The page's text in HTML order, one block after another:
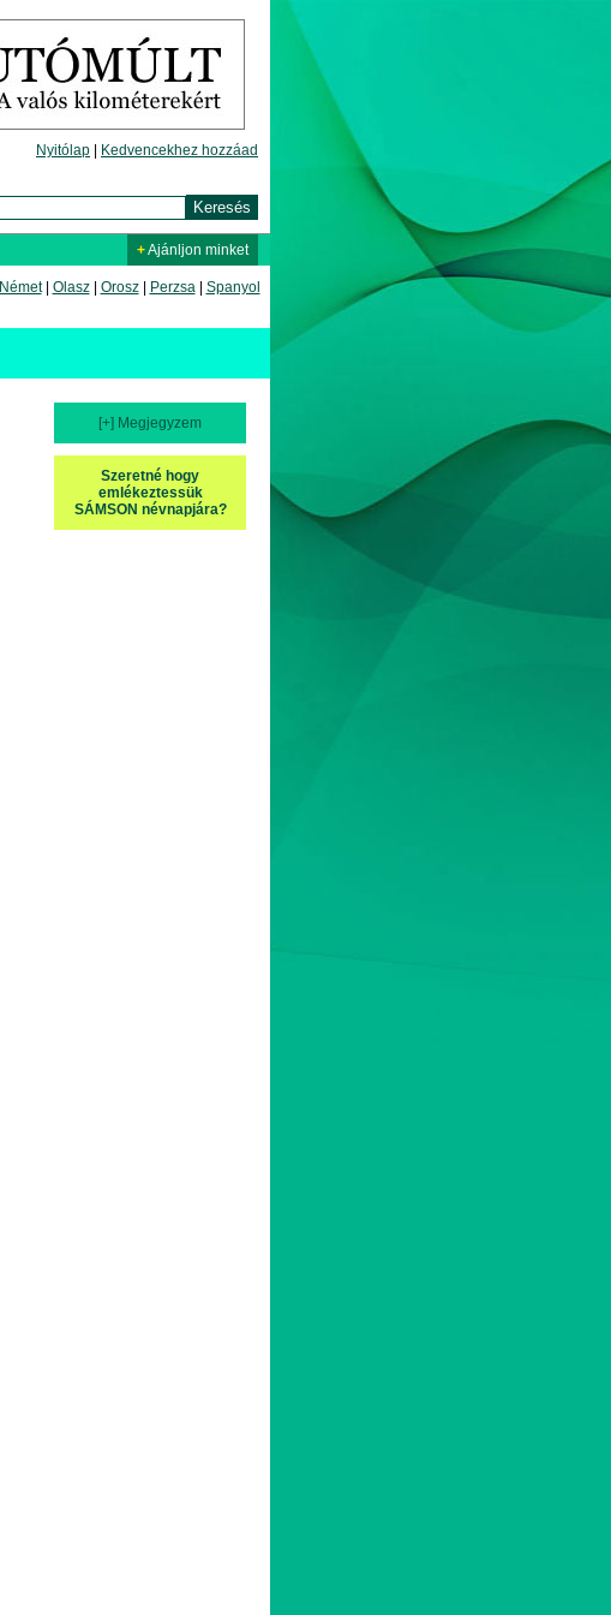
Nyitólap Kedvencekhez hozzáad
+Ajánljon minket
Német| Olasz| Orosz| Perzsa| Spanyol
[+] Megjegyzem
Szeretné hogy
emlékeztessük
SÁMSON névnapjára?